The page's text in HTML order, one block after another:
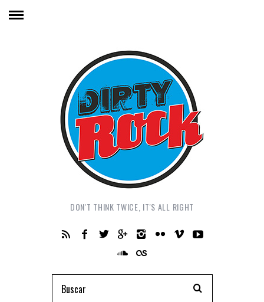
DON'T THINK TWICE, IT'S ALL RIGHT